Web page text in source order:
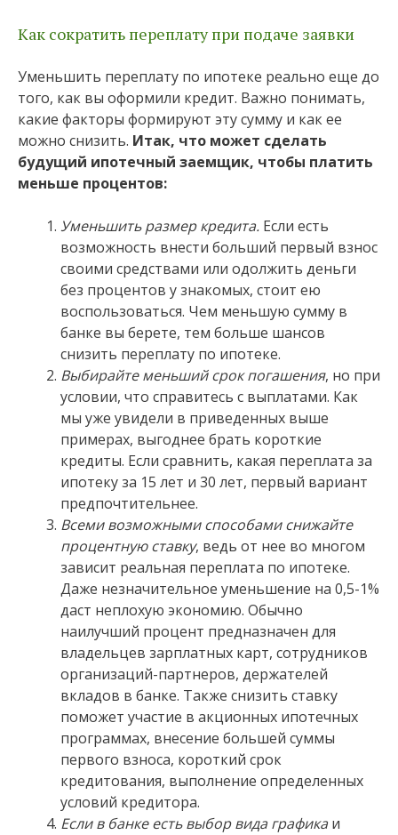
Как сократить переплату при подаче заявки
Уменьшить переплату по ипотеке реально еще до
того, как вы оформили кредит. Важно понимать,
какие факторы формируют эту сумму и как ее
можно снизить. Итак, что может сделать
будущий ипотечный заемщик, чтобы платить
меньше процентов:
Уменьшить размер кредита. Если есть
возможность внести больший первый взнос
своими средствами или одолжить деньги
без процентов у знакомых, стоит ею
воспользоваться. Чем меньшую сумму в
банке вы берете, тем больше шансов
снизить переплату по ипотеке.
Выбирайте меньший срок погашения, но при
условии, что справитесь с выплатами. Как
мы уже увидели в приведенных выше
примерах, выгоднее брать короткие
кредиты. Если сравнить, какая переплата за
ипотеку за 15 лет и 30 лет, первый вариант
предпочтительнее.
Всеми возможными способами снижайте
процентную ставку, ведь от нее во многом
зависит реальная переплата по ипотеке.
Даже незначительное уменьшение на 0,5-1%
даст неплохую экономию. Обычно
наилучший процент предназначен для
владельцев зарплатных карт, сотрудников
организаций-партнеров, держателей
вкладов в банке. Также снизить ставку
поможет участие в акционных ипотечных
программах, внесение большей суммы
первого взноса, короткий срок
кредитования, выполнение определенных
условий кредитора.
Если в банке есть выбор вида графика и